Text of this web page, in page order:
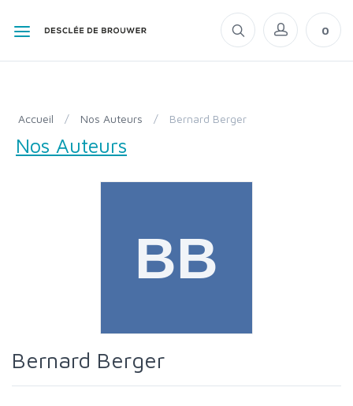
0
Accueil / Nos Auteurs / Bernard Berger
Nos Auteurs
Bernard Berger